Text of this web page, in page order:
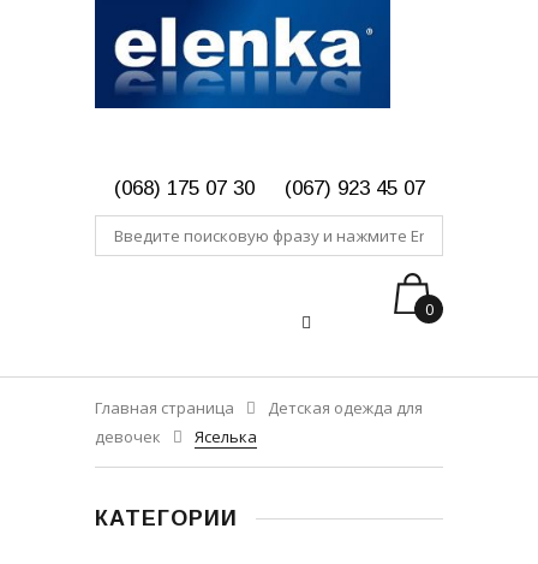
(068) 175 07 30 (067) 923 45 07
0
Главная страница
Детская одежда для
девочек
Яселька
КАТЕГОРИИ